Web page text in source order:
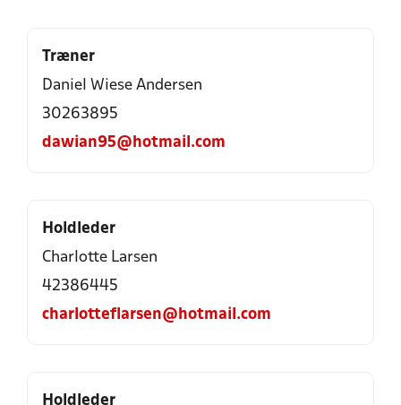
Træner
Daniel Wiese Andersen
30263895
dawian95@hotmail.com
Holdleder
Charlotte Larsen
42386445
charlotteflarsen@hotmail.com
Holdleder